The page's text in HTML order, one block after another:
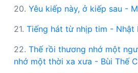
20. Yêu kiếp này, ở kiếp sau -
21. Tiếng hát từ nhịp tim - Nhật
22. Thế rồi thương nhớ một
nhớ một thời xa xưa - Bùi Thế